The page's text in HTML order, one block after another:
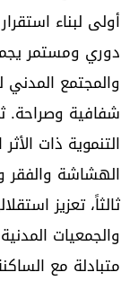
أولى لبناء
دوري ومستمر
والمجتمع المدني
شفافية وصراحة.
التنموية ذات
الهشاشة والفقر
ثالثاً، تعزيز
والجمعيات
متبادلة مع